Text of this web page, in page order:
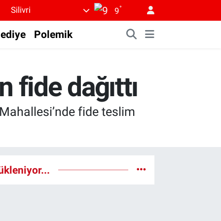
Silivri 9°
Polemik
fide dağıttı
fide teslim